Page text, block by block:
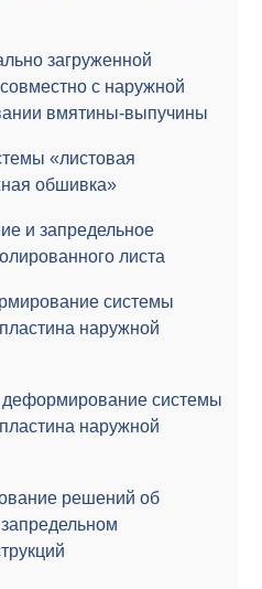
загруженной
с наружной
вмятины-выпучины
«листовая
обшивка»
и запредельное
листа
системы
наружной
деформирование системы
наружной
решений об